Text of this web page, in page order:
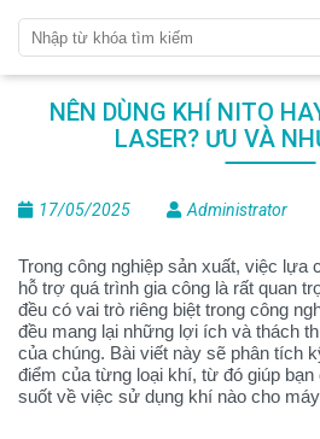
NÊN DÙNG KHÍ NITO
LASER? ƯU VÀ
17/05/2025 Administrator
Trong công nghiệp sản xuất, việc lựa
hỗ trợ quá trình gia công là rất quan
đều có vai trò riêng biệt trong công
đều mang lại những lợi ích và thách
của chúng. Bài viết này sẽ phân tích
điểm của từng loại khí, từ đó giúp
suốt về việc sử dụng khí nào cho